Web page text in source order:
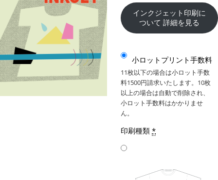
インクジェット印刷に
ついて 詳細を見る
小ロットプリント手数料
11枚以下の場合は小ロット手数
料1500円請求いたします。10枚
以上の場合は自動で削除され、
小ロット手数料はかかりませ
ん。
印刷種類 *